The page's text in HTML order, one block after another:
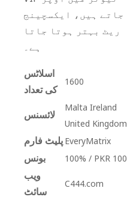
جاتے ہیں، ایکسچینج
ریٹ بہتر ہوتا جاتا
ہے۔
اسلاٹس
کی تعداد
1600
لائسنس
Malta Ireland
United Kingdom
پلیٹ فارمEveryMatrix
بونس 100% / PKR 100
ویب
سائٹ
C444.com